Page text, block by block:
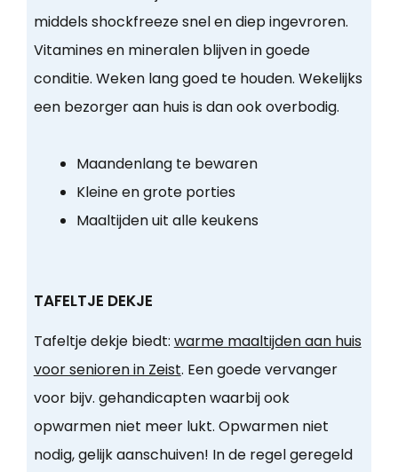
middels shockfreeze snel en diep ingevroren.
Vitamines en mineralen blijven in goede
conditie. Weken lang goed te houden. Wekelijks
een bezorger aan huis is dan ook overbodig.
Maandenlang te bewaren
Kleine en grote porties
Maaltijden uit alle keukens
TAFELTJE DEKJE
Tafeltje dekje biedt: warme maaltijden aan huis
voor senioren in Zeist. Een goede vervanger
voor bijv. gehandicapten waarbij ook
opwarmen niet meer lukt. Opwarmen niet
nodig, gelijk aanschuiven! In de regel geregeld